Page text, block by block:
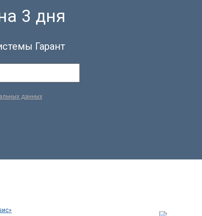
3 дня
Гарант
данных